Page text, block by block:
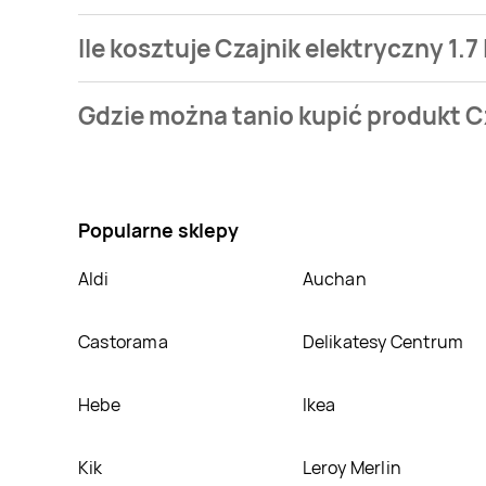
Ile kosztuje Czajnik elektryczny 1.7
jaką mamy w naszej bazie jest z sieci Biedronka.
Gdzie można tanio kupić produkt
Popularne sklepy
Aldi Auchan
Castorama Delikatesy Centrum
Hebe Ikea
Kik Leroy Merlin